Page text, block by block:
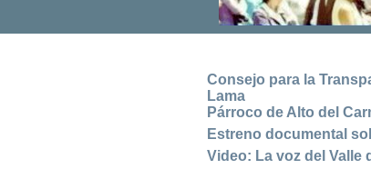
Consejo para la
Lama
Párroco de Alto del
Estreno documental
Video: La voz del Valle